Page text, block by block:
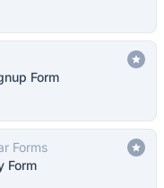
Form
Forms
Form